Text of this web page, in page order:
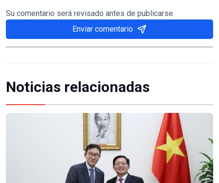
Su comentario será revisado antes de publicarse
Enviar comentario
Noticias relacionadas